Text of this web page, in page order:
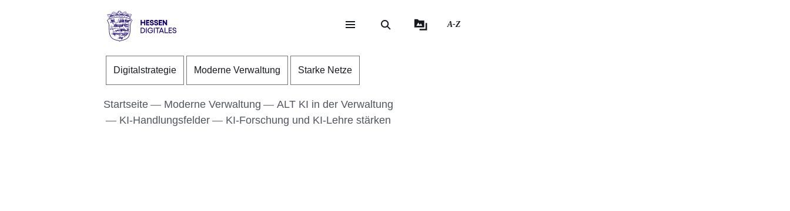
Direkt zum Kopf der Seite
Direkt zum Inhalt
Direkt zum Fuß der Seite
Digitales
A-Z
Digitalstrategie Moderne Verwaltung Starke Netze
Startseite Moderne Verwaltung
ALT KI in der Verwaltung
KI-Handlungsfelder
KI-Forschung und KI-Lehre stärken